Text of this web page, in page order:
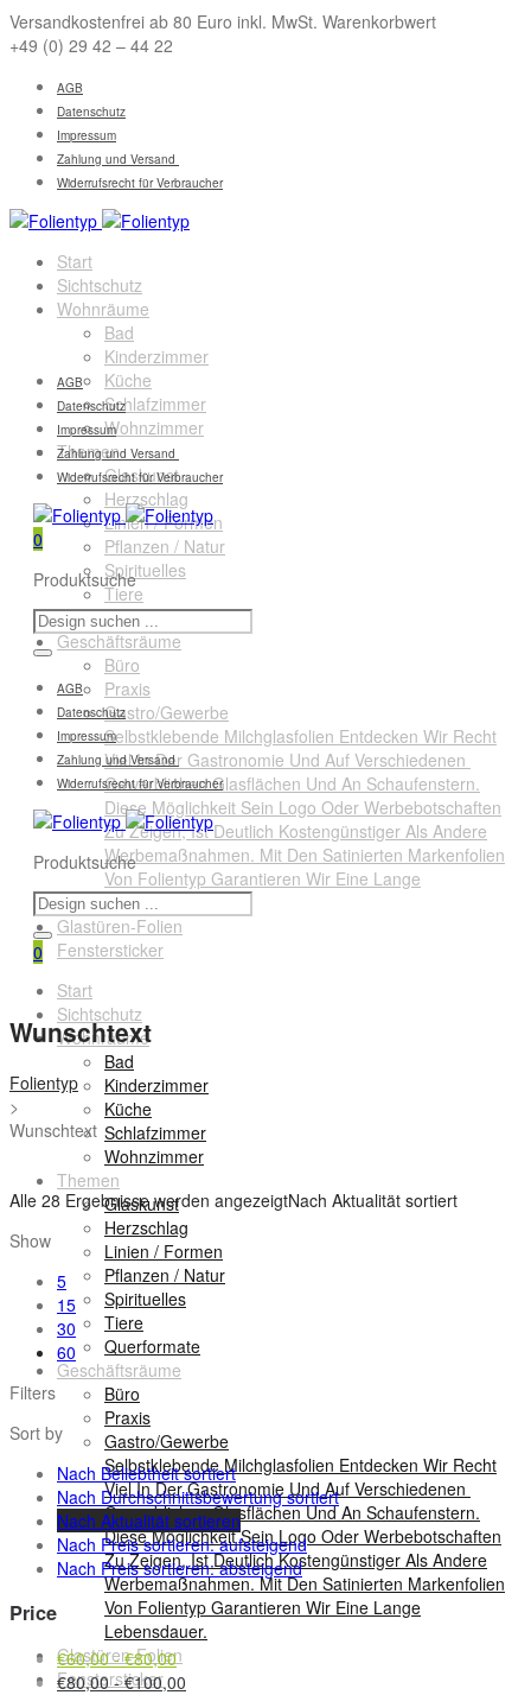
Versandkostenfrei ab 80 Euro inkl. MwSt. Warenkorbwert
+49 (0) 29 42 – 44 22
AGB
Datenschutz
Impressum
Zahlung und Versand
Widerrufsrecht für Verbraucher
Start
Sichtschutz
Wohnräume
Bad
Kinderzimmer
Küche
Schlafzimmer
Wohnzimmer
Themen
Glaskunst
Herzschlag
Linien / Formen
Pflanzen / Natur
Spirituelles
Tiere
Querformate
Geschäftsräume
Büro
Praxis
Gastro/Gewerbe
Selbstklebende Milchglasfolien Entdecken Wir Recht
Viel In Der Gastronomie Und Auf Verschiedenen
Gewerblichen Glasflächen Und An Schaufenstern.
Diese Möglichkeit Sein Logo Oder Werbebotschaften
Zu Zeigen, Ist Deutlich Kostengünstiger Als Andere
Werbemaßnahmen. Mit Den Satinierten Markenfolien
Von Folientyp Garantieren Wir Eine Lange
Lebensdauer.
Glastüren-Folien
Fenstersticker
Start
Sichtschutz
Wohnräume
Bad
Kinderzimmer
Küche
Schlafzimmer
Wohnzimmer
Themen
Glaskunst
Herzschlag
Linien / Formen
Pflanzen / Natur
Spirituelles
Tiere
Querformate
Geschäftsräume
Büro
Praxis
Gastro/Gewerbe
Selbstklebende Milchglasfolien Entdecken Wir Recht
Viel In Der Gastronomie Und Auf Verschiedenen
Gewerblichen Glasflächen Und An Schaufenstern.
Diese Möglichkeit Sein Logo Oder Werbebotschaften
Zu Zeigen, Ist Deutlich Kostengünstiger Als Andere
Werbemaßnahmen. Mit Den Satinierten Markenfolien
Von Folientyp Garantieren Wir Eine Lange
Lebensdauer.
Glastüren-Folien
Fenstersticker
AGB
Datenschutz
Impressum
Zahlung und Versand
Widerrufsrecht für Verbraucher
0
Produktsuche
AGB
Datenschutz
Impressum
Zahlung und Versand
Widerrufsrecht für Verbraucher
Produktsuche
0
Wunschtext
Folientyp
>
Wunschtext
Alle 28 Ergebnisse werden angezeigtNach Aktualität sortiert
Show
5
15
30
60
Filters
Sort by
Nach Beliebtheit sortiert
Nach Durchschnittsbewertung sortiert
Nach Aktualität sortieren
Nach Preis sortieren: aufsteigend
Nach Preis sortieren: absteigend
Price
€60,00-€80,00
€80,00-€100,00